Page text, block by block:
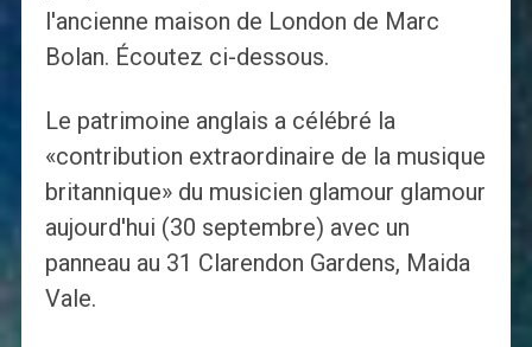
l'ancienne maison de London de Marc
Bolan. Écoutez ci-dessous.
Le patrimoine anglais a célébré la
«contribution extraordinaire de la musique
britannique» du musicien glamour glamour
aujourd'hui (30 septembre) avec un
panneau au 31 Clarendon Gardens, Maida
Vale.